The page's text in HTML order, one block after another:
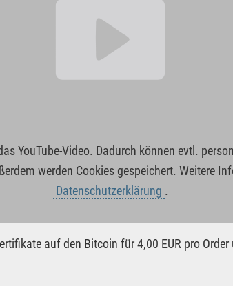
YouTube-Video. Dadurch können evtl.
werden Cookies gespeichert. Weitere
Datenschutzerklärung .
auf den Bitcoin für 4,00 EUR pro